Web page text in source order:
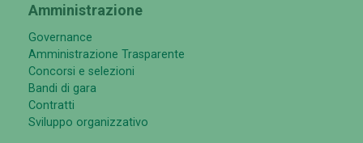
Amministrazione
Governance
Amministrazione Trasparente
Concorsi e selezioni
Bandi di gara
Contratti
Sviluppo organizzativo